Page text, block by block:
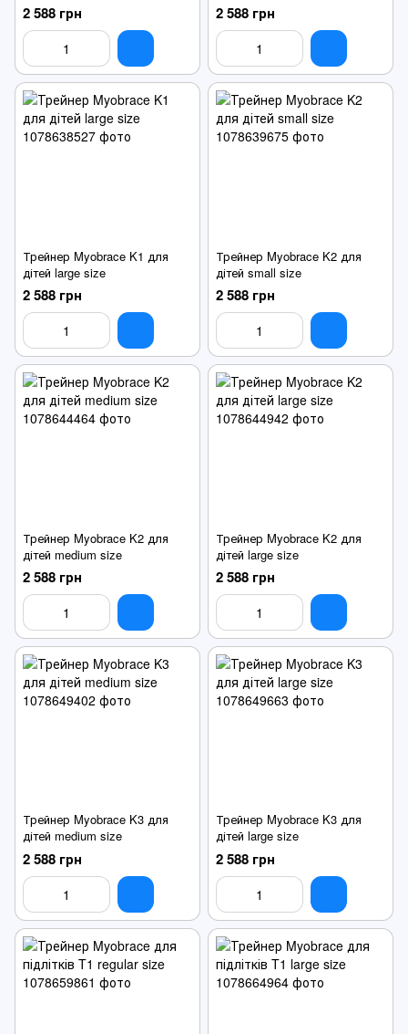
2 588 грн 2 588 грн
Трейнер Myobrace K1 для
дітей large size
2 588 грн
Трейнер Myobrace K2 для
дітей small size
2 588 грн
Трейнер Myobrace K2 для
дітей medium size
2 588 грн
Трейнер Myobrace K2 для
дітей large size
2 588 грн
Трейнер Myobrace K3 для
дітей medium size
2 588 грн
Трейнер Myobrace K3 для
дітей large size
2 588 грн